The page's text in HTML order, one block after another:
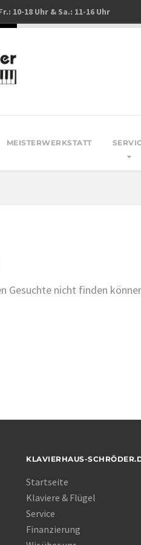
10-18 Uhr & Sa.: 11-16 Uhr
MEISTERWERKSTATT
Gesuchte nicht finden
KLAVIERHAUS-
Startseite
Klaviere & Flügel
Service
Finanzierung